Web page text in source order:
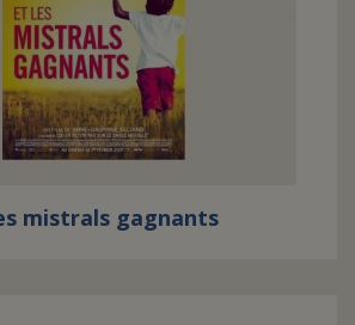
mistrals gagnants